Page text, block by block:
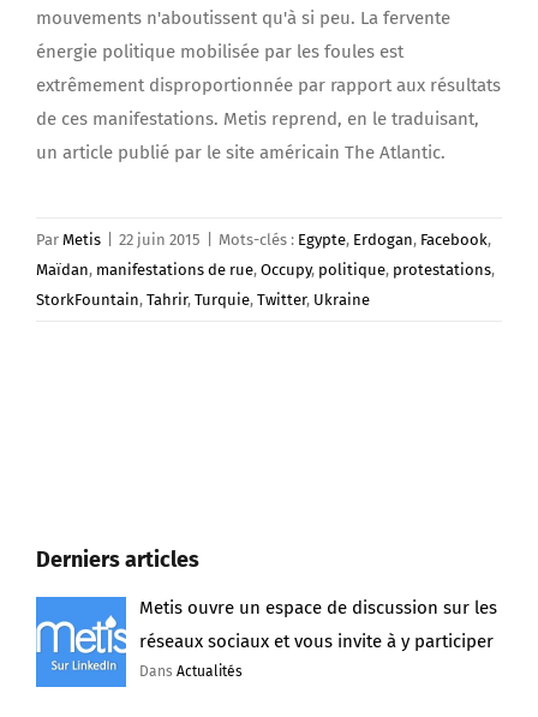
mouvements n'aboutissent qu'à si peu. La fervente
énergie politique mobilisée par les foules est
extrêmement disproportionnée par rapport aux résultats
de ces manifestations. Metis reprend, en le traduisant,
un article publié par le site américain The Atlantic.
Par Metis 22 juin 2015 Mots-clés : Egypte, Erdogan, Facebook,
Maïdan, manifestations de rue, Occupy, politique, protestations,
StorkFountain, Tahrir, Turquie, Twitter, Ukraine
Derniers articles
Metis ouvre un espace de discussion sur les
réseaux sociaux et vous invite à y participer
DansActualités